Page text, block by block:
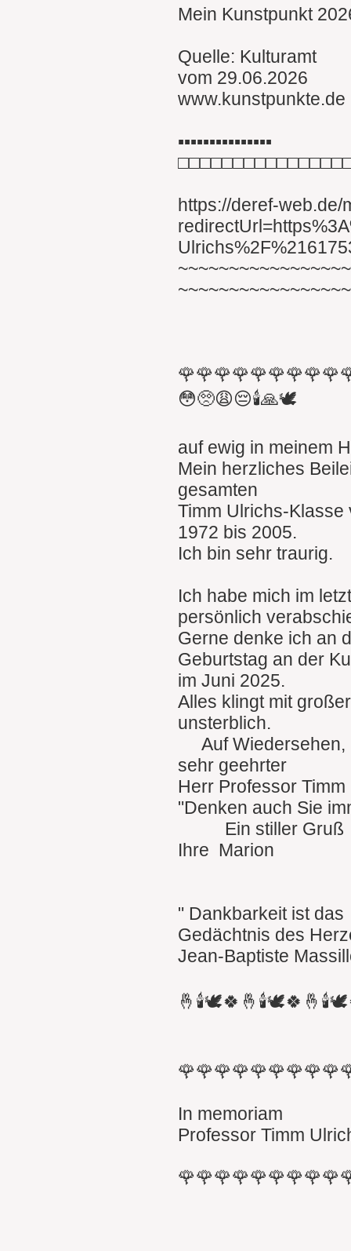
Mein Kunstpunkt
Quelle: Kulturamt
vom 29.06.2026
www.kunstpunkte.de
▪︎▪︎▪︎▪︎▪︎▪︎▪︎▪︎▪︎▪︎▪︎▪︎▪︎▪︎▪︎
https://deref-
😳🥺😩😔🕯🙏🕊
auf ewig in meinem
Mein herzliches
gesamten
Timm Ulrichs-Klasse
1972 bis 2005.
Ich bin sehr traurig.
Ich habe mich im
persönlich
Gerne denke ich an
Geburtstag an der
im Juni 2025.
Alles klingt mit
unsterblich.
Auf
sehr geehrter
Herr Professor
"Denken auch Sie
Ein stiller Gruß
Ihre Marion
" Dankbarkeit ist das
Gedächtnis des
Jean-Baptiste
In memoriam
Professor Timm